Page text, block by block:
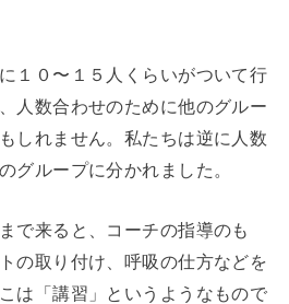
１０〜１５人くらいがついて行
人数合わせのために他のグルー
しれません。私たちは逆に人数
グループに分かれました。
で来ると、コーチの指導のも
の取り付け、呼吸の仕方などを
は「講習」というようなもので